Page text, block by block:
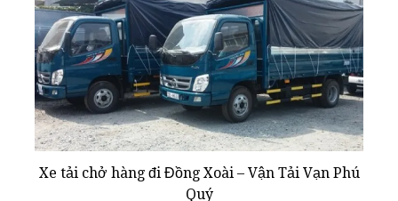
Xe tải chở hàng đi Đồng Xoài – Vận Tải Vạn Phú
Quý